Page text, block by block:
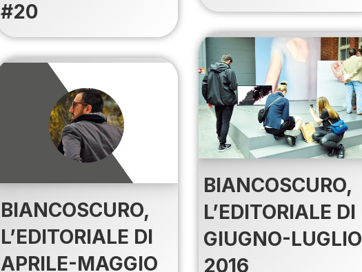
#20
BIANCOSCURO,
L’EDITORIALE DI
GIUGNO-LUGLIO
2016
BIANCOSCURO,
L’EDITORIALE DI
APRILE-MAGGIO